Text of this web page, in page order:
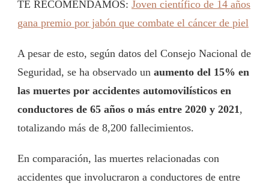
TE RECOMENDAMOS: Joven científico de 14 años
gana premio por jabón que combate el cáncer de piel
A pesar de esto, según datos del Consejo Nacional de
Seguridad, se ha observado un aumento del 15% en
las muertes por accidentes automovilísticos en
conductores de 65 años o más entre 2020 y 2021,
totalizando más de 8,200 fallecimientos.
En comparación, las muertes relacionadas con
accidentes que involucraron a conductores de entre